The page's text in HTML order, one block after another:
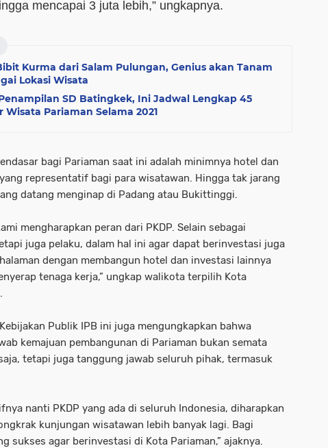
mencapai 3 juta lebih,” ungkapnya.
Kurma dari Salam Pulungan, Genius akan Tanam
Lokasi Wisata
SD Batingkek, Ini Jadwal Lengkap 45
Wisata Pariaman Selama 2021
bagi Pariaman saat ini adalah minimnya hotel dan
representatif bagi para wisatawan. Hingga tak jarang
datang menginap di Padang atau Bukittinggi.
mengharapkan peran dari PKDP. Selain sebagai
juga pelaku, dalam hal ini agar dapat berinvestasi juga
dengan membangun hotel dan investasi lainnya
tenaga kerja,” ungkap walikota terpilih Kota
Publik IPB ini juga mengungkapkan bahwa
kemajuan pembangunan di Pariaman bukan semata
tetapi juga tanggung jawab seluruh pihak, termasuk
nanti PKDP yang ada di seluruh Indonesia, diharapkan
kunjungan wisatawan lebih banyak lagi. Bagi
sukses agar berinvestasi di Kota Pariaman,” ajaknya.